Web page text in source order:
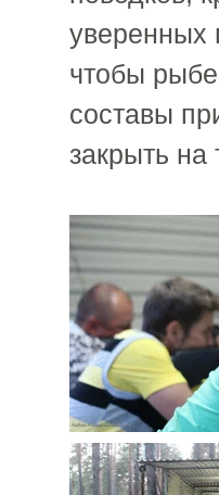
уверенных
чтобы
составы
закрыть на